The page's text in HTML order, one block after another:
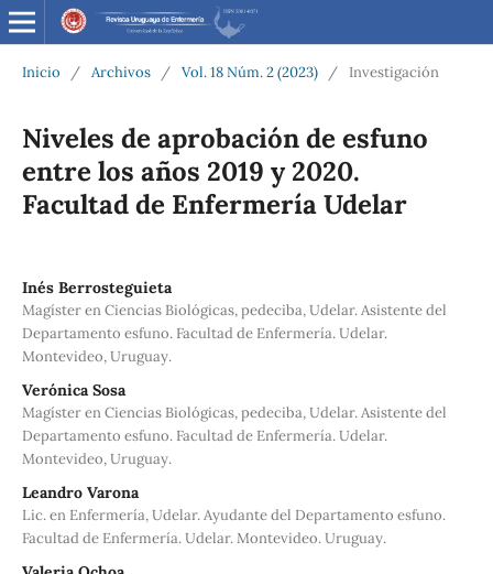
Inicio / Archivos / Vol. 18 Núm. 2 (2023) / Investigación
Niveles de aprobación de esfuno
entre los años 2019 y 2020.
Facultad de Enfermería Udelar
Inés Berrosteguieta
Magíster en Ciencias Biológicas, pedeciba, Udelar. Asistente del
Departamento esfuno. Facultad de Enfermería. Udelar.
Montevideo, Uruguay.
Verónica Sosa
Magíster en Ciencias Biológicas, pedeciba, Udelar. Asistente del
Departamento esfuno. Facultad de Enfermería. Udelar.
Montevideo, Uruguay.
Leandro Varona
Lic. en Enfermería, Udelar. Ayudante del Departamento esfuno.
Facultad de Enfermería. Udelar. Montevideo. Uruguay.